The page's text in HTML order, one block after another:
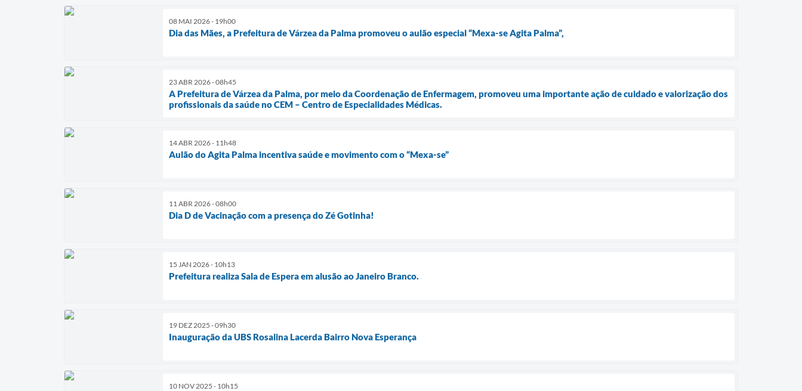
08 MAI 2026 - 19h00
Dia das Mães, a Prefeitura de Várzea da Palma promoveu o aulão especial “Mexa-se Agita Palma”,
23 ABR 2026 - 08h45
A Prefeitura de Várzea da Palma, por meio da Coordenação de Enfermagem, promoveu uma importante ação de cuidado e valorização dos
profissionais da saúde no CEM – Centro de Especialidades Médicas.
14 ABR 2026 - 11h48
Aulão do Agita Palma incentiva saúde e movimento com o “Mexa-se”
11 ABR 2026 - 08h00
Dia D de Vacinação com a presença do Zé Gotinha!
15 JAN 2026 - 10h13
Prefeitura realiza Sala de Espera em alusão ao Janeiro Branco.
19 DEZ 2025 - 09h30
Inauguração da UBS Rosalina Lacerda Bairro Nova Esperança
10 NOV 2025 - 10h15